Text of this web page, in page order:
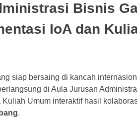
Bisnis
IoA dan
siap bersaing di kancah
di Aula Jurusan
Umum interaktif hasil
.